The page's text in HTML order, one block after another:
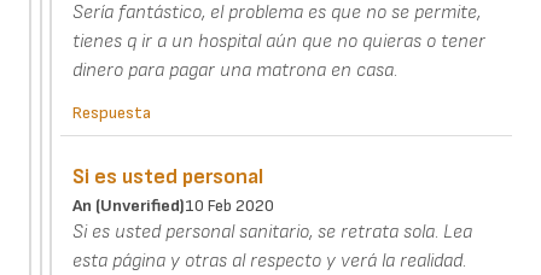
Sería fantástico, el problema es que no se permite,
tienes q ir a un hospital aún que no quieras o tener
dinero para pagar una matrona en casa.
Respuesta
Si es usted personal
An (unverified)10 Feb 2020
Si es usted personal sanitario, se retrata sola. Lea
esta página y otras al respecto y verá la realidad.